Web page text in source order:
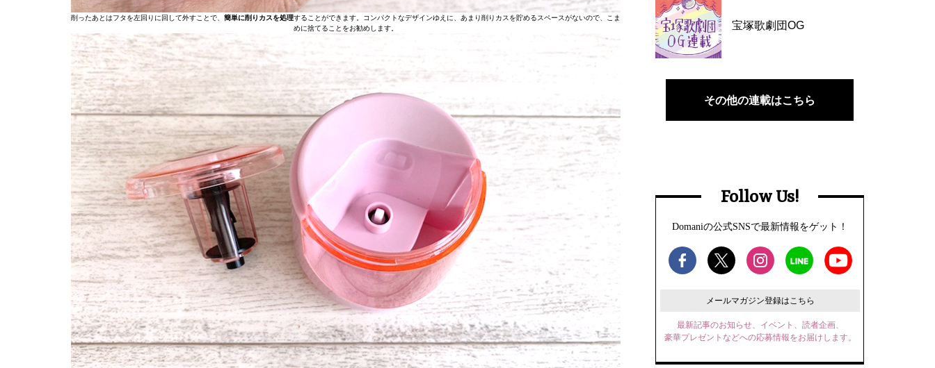
削ったあとはフタを左回りに回して外すことで、 簡単に削りカスを処理することができます。コンパクトなデザインゆえに、あまり削りカスを貯めるスペースがないので、こま
めに捨てることをお勧めします。
宝塚歌劇団OG
その他の連載はこちら
Follow Us!
Domaniの公式SNSで最新情報をゲット！
メールマガジン登録はこちら
最新記事のお知らせ、イベント、読者企画、
豪華プレゼントなどへの応募情報をお届けします。